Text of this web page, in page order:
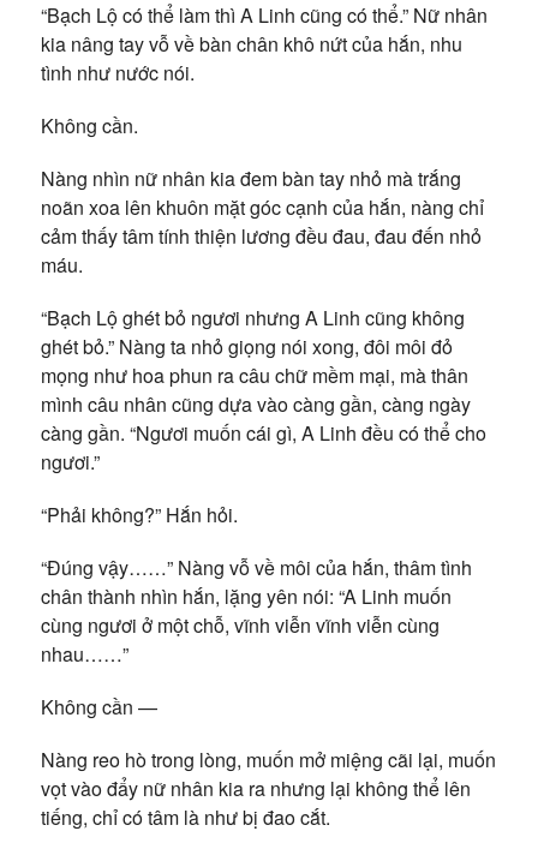
“Bạch Lộ có thể làm thì A Linh cũng có thể.” Nữ nhân
kia nâng tay vỗ về bàn chân khô nứt của hắn, nhu
tình như nước nói.
Không cần.
Nàng nhìn nữ nhân kia đem bàn tay nhỏ mà trắng
noãn xoa lên khuôn mặt góc cạnh của hắn, nàng chỉ
cảm thấy tâm tính thiện lương đều đau, đau đến nhỏ
máu.
“Bạch Lộ ghét bỏ ngươi nhưng A Linh cũng không
ghét bỏ.” Nàng ta nhỏ giọng nói xong, đôi môi đỏ
mọng như hoa phun ra câu chữ mềm mại, mà thân
mình câu nhân cũng dựa vào càng gần, càng ngày
càng gần. “Ngươi muốn cái gì, A Linh đều có thể cho
ngươi.”
“Phải không?” Hắn hỏi.
“Đúng vậy……” Nàng vỗ về môi của hắn, thâm tình
chân thành nhìn hắn, lặng yên nói: “A Linh muốn
cùng ngươi ở một chỗ, vĩnh viễn vĩnh viễn cùng
nhau……”
Không cần —
Nàng reo hò trong lòng, muốn mở miệng cãi lại, muốn
vọt vào đẩy nữ nhân kia ra nhưng lại không thể lên
tiếng, chỉ có tâm là như bị đao cắt.